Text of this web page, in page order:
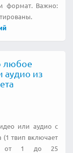
формат. Важно:
любое
аудио из
или аудио с
(1 твип включает
от 1 до 25